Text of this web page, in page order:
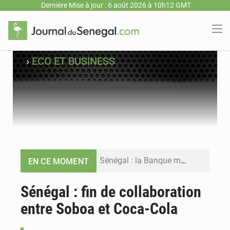
Dernière Mise à jour : 6 août 2026 à 10h12 GMT
›ECO ET BUSINESS
EN CE MOMENT Sénégal : la Banque mondiale annonce un financement de 340 milliards FCFA pour soutenir les priorités de la Vision Sénégal 2050
Sénégal : la presse salue le nouvel appui financier de la Banque mondiale
Sénégal : fin de collaboration
entre Soboa et Coca-Cola